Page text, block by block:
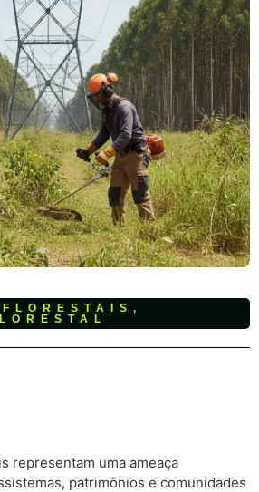
,
representam uma ameaça
patrimônios e comunidades